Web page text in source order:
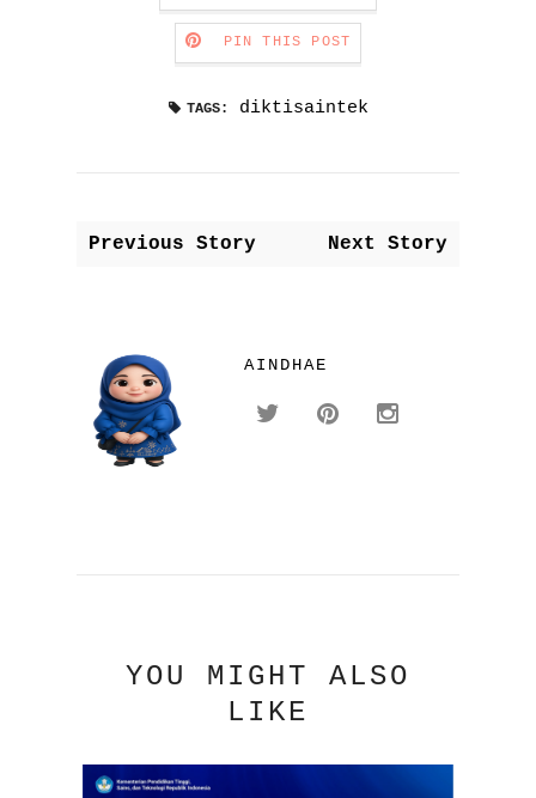
PIN THIS POST
TAGS: diktisaintek
Previous Story Next Story
AINDHAE
YOU MIGHT ALSO
LIKE